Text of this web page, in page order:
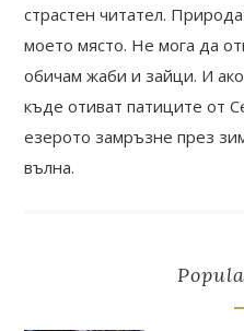
страстен читател.
моето място. Не мога да
обичам жаби и зайци. И
къде отиват патиците от
езерото замръзне през
вълна.